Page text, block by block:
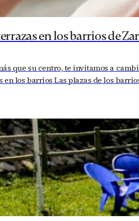
en los barrios de
que su centro, te invitamos a
en los barrios Las plazas de los